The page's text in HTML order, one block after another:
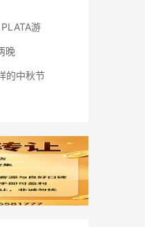
游
晚
的中秋节